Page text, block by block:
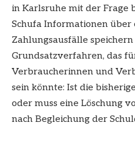
in Karlsruhe mit der Frage
Schufa Informationen über
Zahlungsausfälle
Grundsatzverfahren, das
Verbraucherinnen und
sein könnte: Ist die
oder muss eine Löschung
nach Begleichung der